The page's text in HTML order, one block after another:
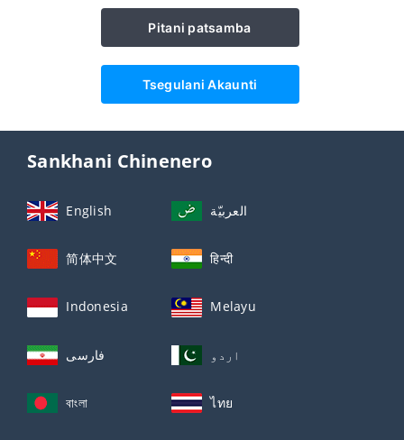
Pitani patsamba
Tsegulani Akaunti
Sankhani Chinenero
English العربيّة
简体中文 हिन्दी
Indonesia Melayu
فارسی اردو
বাংলা ไทย